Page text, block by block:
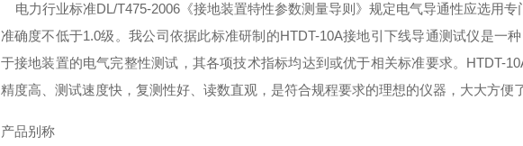
电力行业标准DL/T475-2006《接地装置特性参数测量导则》规定电气导通性应选用专
准确度不低于1.0级。我公司依据此标准研制的HTDT-10A接地引下线导通测试仪是一
于接地装置的电气完整性测试，其各项技术指标均达到或优于相关标准要求。HTDT-
精度高、测试速度快，复测性好、读数直观，是符合规程要求的理想的仪器，大大方便
产品别称